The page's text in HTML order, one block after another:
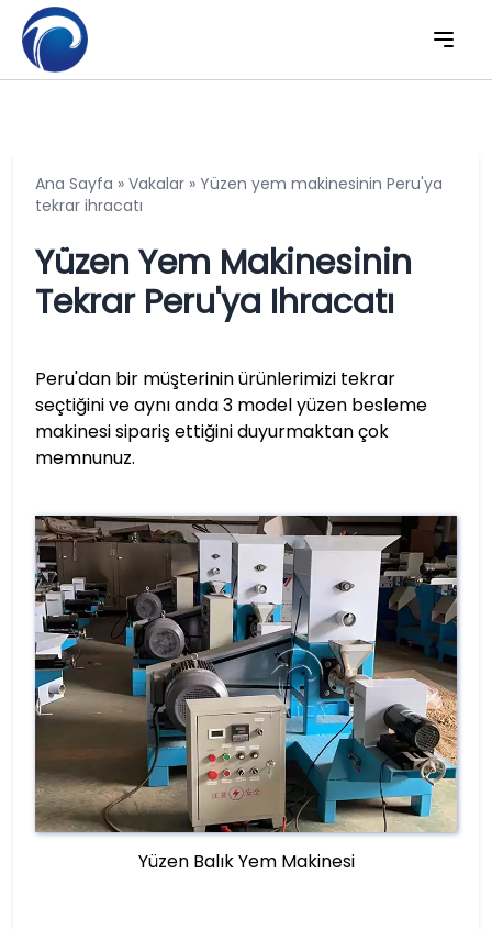
Ana Sayfa » Vakalar » Yüzen yem makinesinin Peru'ya
tekrar ihracatı
Yüzen Yem Makinesinin
Tekrar Peru'ya Ihracatı
Peru'dan bir müşterinin ürünlerimizi tekrar
seçtiğini ve aynı anda 3 model yüzen besleme
makinesi sipariş ettiğini duyurmaktan çok
memnunuz.
Yüzen Balık Yem Makinesi